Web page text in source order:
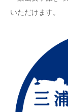
いただけます。